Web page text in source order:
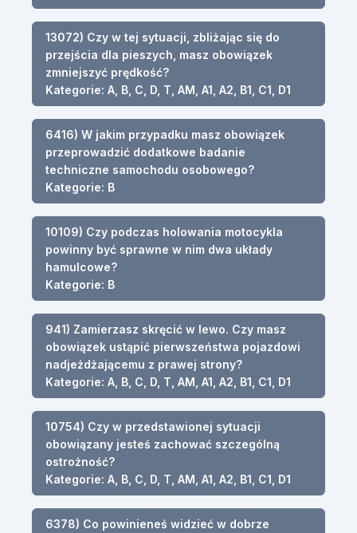
13072) Czy w tej sytuacji, zbliżając się do
przejścia dla pieszych, masz obowiązek
zmniejszyć prędkość?
Kategorie: A, B, C, D, T, AM, A1, A2, B1, C1, D1
6416) W jakim przypadku masz obowiązek
przeprowadzić dodatkowe badanie
techniczne samochodu osobowego?
Kategorie: B
10109) Czy podczas holowania motocykla
powinny być sprawne w nim dwa układy
hamulcowe?
Kategorie: B
941) Zamierzasz skręcić w lewo. Czy masz
obowiązek ustąpić pierwszeństwa pojazdowi
nadjeżdżającemu z prawej strony?
Kategorie: A, B, C, D, T, AM, A1, A2, B1, C1, D1
10754) Czy w przedstawionej sytuacji
obowiązany jesteś zachować szczególną
ostrożność?
Kategorie: A, B, C, D, T, AM, A1, A2, B1, C1, D1
6378) Co powinieneś widzieć w dobrze